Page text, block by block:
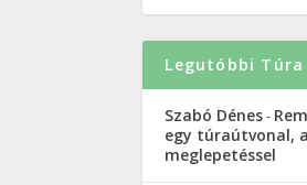
Legutóbbi Túra
Szabó Dénes-
egy túraútvonal,
meglepetéssel